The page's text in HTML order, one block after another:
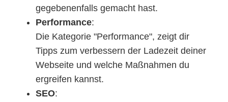
gegebenenfalls gemacht hast.
Performance:
Die Kategorie "Performance", zeigt dir
Tipps zum verbessern der Ladezeit deiner
Webseite und welche Maßnahmen du
ergreifen kannst.
SEO: